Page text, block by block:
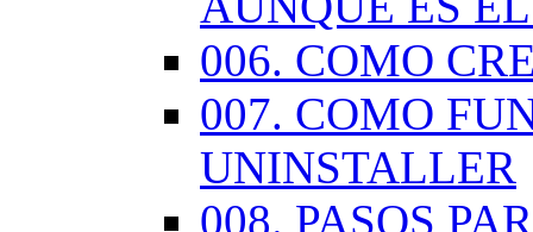
006. COMO
007. COMO
UNINSTALLER
008. PASOS